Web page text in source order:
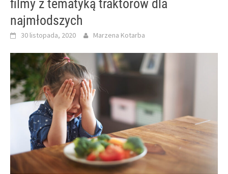
filmy z tematyką traktorów dla
najmłodszych
30 listopada, 2020 Marzena Kotarba